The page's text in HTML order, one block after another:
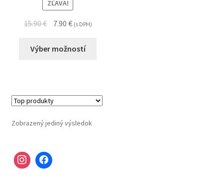
ZĽAVA!
15.90€ 7.90 € (s DPH)
Výber možností
Zobrazený jediný výsledok